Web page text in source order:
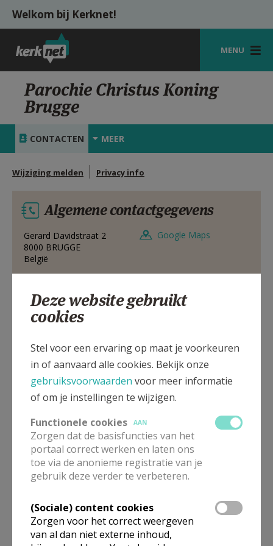
Overslaan en naar de inhoud gaan
Welkom bij Kerknet!
MENU
STARTPAGINA
KERK
VIERINGEN
HULP
MIJN PAROCHIE
AANMELDEN OF REGISTREREN
Parochie Christus Koning
Brugge
CONTACTEN MEER
Wijziging melden Privacy info
Algemene contactgegevens
Gerard Davidstraat 2
8000 BRUGGE
België
Google Maps
Gerard Davidstraat 2, 8000 BRUGGE
Deze website gebruikt
cookies
Stel voor een ervaring op maat je voorkeuren
in of aanvaard alle cookies. Bekijk onze
gebruiksvoorwaarden voor meer informatie
of om je instellingen te wijzigen.
Functionele cookies
AAN
Zorgen dat de basisfuncties van het
portaal correct werken en laten ons
toe via de anonieme registratie van je
gebruik deze verder te verbeteren.
(Sociale) content cookies
Zorgen voor het correct weergeven
van al dan niet externe inhoud,